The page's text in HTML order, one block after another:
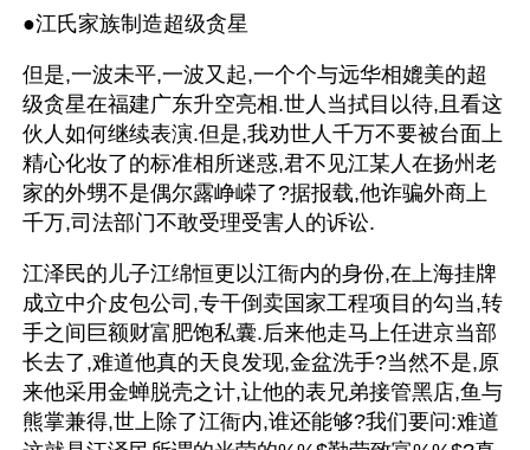
●江氏家族制造超级贪星
但是,一波未平,一波又起,一个个与远华相媲美的超
级贪星在福建广东升空亮相.世人当拭目以待,且看这
伙人如何继续表演.但是,我劝世人千万不要被台面上
精心化妆了的标准相所迷惑,君不见江某人在扬州老
家的外甥不是偶尔露峥嵘了?据报载,他诈骗外商上
千万,司法部门不敢受理受害人的诉讼.
江泽民的儿子江绵恒更以江衙内的身份,在上海挂牌
成立中介皮包公司,专干倒卖国家工程项目的勾当,转
手之间巨额财富肥饱私囊.后来他走马上任进京当部
长去了,难道他真的天良发现,金盆洗手?当然不是,原
来他采用金蝉脱壳之计,让他的表兄弟接管黑店,鱼与
熊掌兼得,世上除了江衙内,谁还能够?我们要问:难道